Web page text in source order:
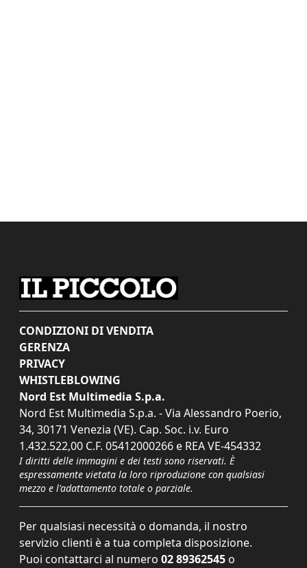
CONDIZIONI DI VENDITA
GERENZA
PRIVACY
WHISTLEBLOWING
Nord Est Multimedia S.p.a.
Nord Est Multimedia S.p.a. - Via Alessandro Poerio,
34, 30171 Venezia (VE). Cap. Soc. i.v. Euro
1.432.522,00 C.F. 05412000266 e REA VE-454332
I diritti delle immagini e dei testi sono riservati. È
espressamente vietata la loro riproduzione con qualsiasi
mezzo e l'adattamento totale o parziale.
Per qualsiasi necessità o domanda, il nostro
servizio clienti è a tua completa disposizione.
Puoi contattarci al numero 02 89362545 o